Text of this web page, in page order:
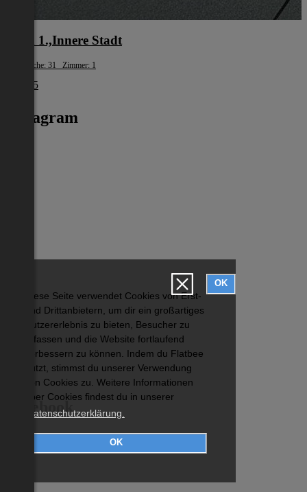
Diese Seite verwendet Cookies von Erst-
und Drittanbietern, um dir ein großartiges
Nutzererlebnis zu bieten, Besucher zu
erfassen und die Website fortlaufend
verbessern zu können. Indem du Flatbee
nutzt, stimmst du unserer Verwendung
von Cookies zu. Weitere Informationen
über Cookies findest du in unserer
Datenschutzerklärung.
OK
OK
Wien 1.,Innere Stadt
Wohnfläche: 31 Zimmer: 1
€ 1.245
Instagram
Facebook